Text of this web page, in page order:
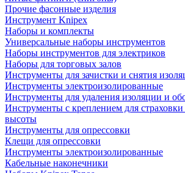
Прочие фасонные изделия
Инструмент Knipex
Наборы и комплекты
Универсальные наборы инструментов
Наборы инструментов для электриков
Наборы для торговых залов
Инструменты для зачистки и снятия
Инструменты электроизолированные
Инструменты для удаления изоляции и
Инструменты с креплением для страховки
высоты
Инструменты для опрессовки
Клещи для опрессовки
Инструменты электроизолированные
Кабельные наконечники